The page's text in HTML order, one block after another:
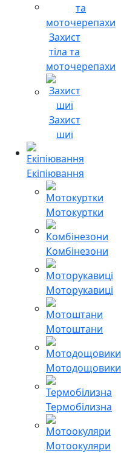
Захист
тіла та
моточерепахи
Захист
шиї
Екіпіювання
Мотокуртки
Комбінезони
Моторукавиці
Мотоштани
Мотодощовики
Термобілизна
Мотоокуляри